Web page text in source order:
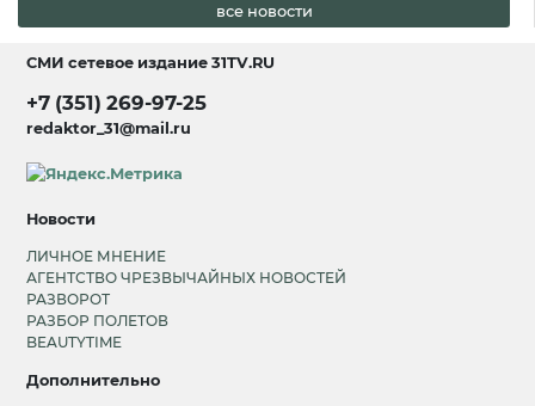
все новости
СМИ сетевое издание31TV.RU
+7 (351) 269-97-25
redaktor_31@mail.ru
Новости
ЛИЧНОЕ МНЕНИЕ
АГЕНТСТВО ЧРЕЗВЫЧАЙНЫХ НОВОСТЕЙ
РАЗВОРОТ
РАЗБОР ПОЛЕТОВ
BEAUTYTIME
Дополнительно